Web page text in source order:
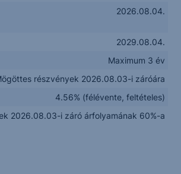
2026.08.04.
2029.08.04.
Maximum 3 év
részvények 2026.08.03-i záróára
4.56% (félévente, feltételes)
2026.08.03-i záró árfolyamának 60%-a